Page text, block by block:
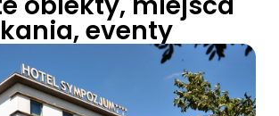
eventy